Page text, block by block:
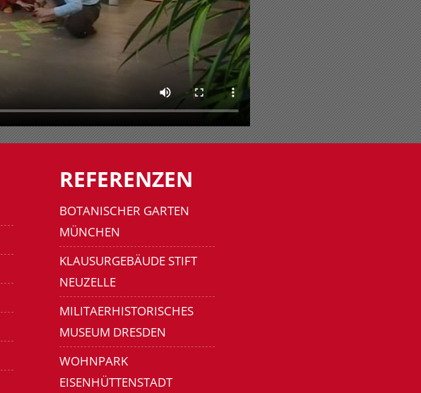
REFERENZEN
BOTANISCHER GARTEN
MÜNCHEN
KLAUSURGEBÄUDE STIFT
NEUZELLE
MILITAERHISTORISCHES
MUSEUM DRESDEN
WOHNPARK
EISENHÜTTENSTADT